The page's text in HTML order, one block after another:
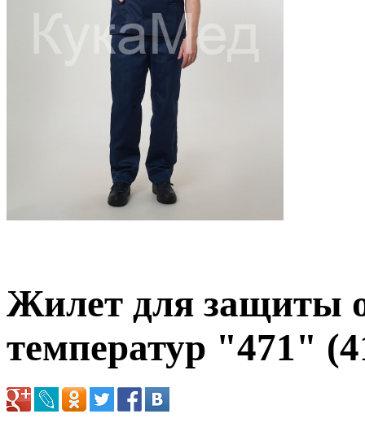
Жилет для защиты
температур "471"